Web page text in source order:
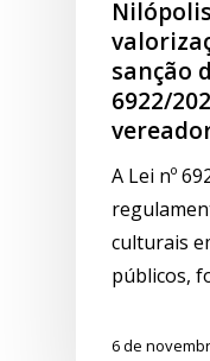
sanção
6922/
A Lei nº
culturais
públicos,
6 de